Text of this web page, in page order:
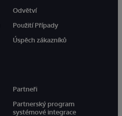
Odvětví
Použití Případy
Úspěch zákazníků
Partneři
Partnerský program
systémové integrace